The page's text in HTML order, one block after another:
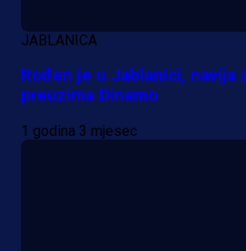
JABLANICA
Rođen je u Jablanici, navija
preuzima Dinamo
1 godina 3 mjesec